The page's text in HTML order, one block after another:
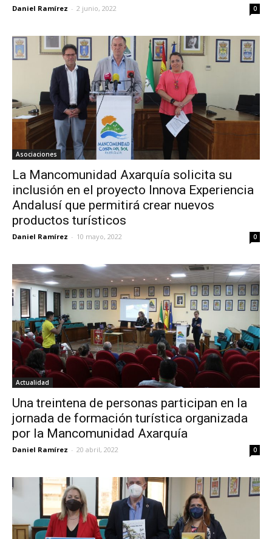
Daniel Ramírez - 2 junio, 2022 0
Asociaciones
La Mancomunidad Axarquía solicita su
inclusión en el proyecto Innova Experiencia
Andalusí que permitirá crear nuevos
productos turísticos
Daniel Ramírez - 10 mayo, 2022 0
Actualidad
Una treintena de personas participan en la
jornada de formación turística organizada
por la Mancomunidad Axarquía
Daniel Ramírez - 20 abril, 2022 0